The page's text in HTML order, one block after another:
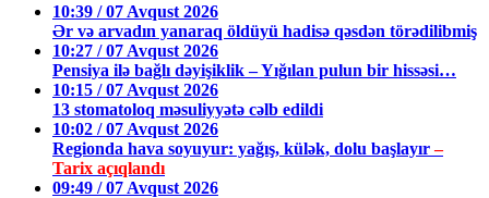
10:39 / 07 Avqust 2026
Ər və arvadın yanaraq öldüyü hadisə qəsdən törədilibmiş
10:27 / 07 Avqust 2026
Pensiya ilə bağlı dəyişiklik – Yığılan pulun bir hissəsi…
10:15 / 07 Avqust 2026
13 stomatoloq məsuliyyətə cəlb edildi
10:02 / 07 Avqust 2026
Regionda hava soyuyur: yağış, külək, dolu başlayır–
Tarix açıqlandı
09:49 / 07 Avqust 2026